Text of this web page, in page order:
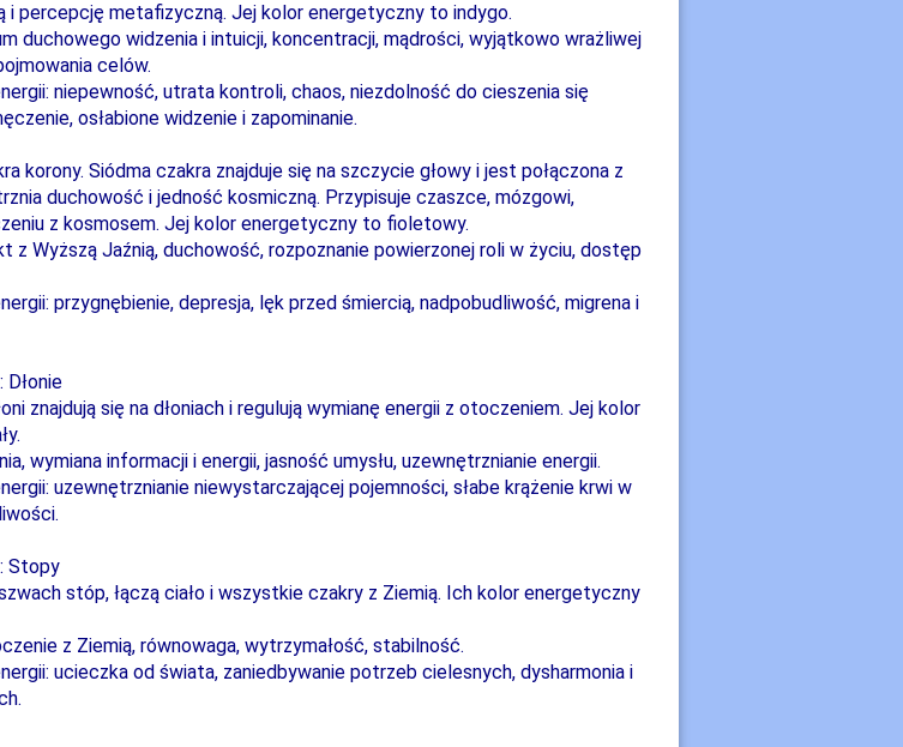
i percepcję metafizyczną. Jej kolor energetyczny to indygo.
duchowego widzenia i intuicji, koncentracji, mądrości, wyjątkowo wrażliwej
celów.
niepewność, utrata kontroli, chaos, niezdolność do cieszenia się
osłabione widzenie i zapominanie.
korony. Siódma czakra znajduje się na szczycie głowy i jest połączona z
duchowość i jedność kosmiczną. Przypisuje czaszce, mózgowi,
z kosmosem. Jej kolor energetyczny to fioletowy.
z Wyższą Jaźnią, duchowość, rozpoznanie powierzonej roli w życiu, dostęp
przygnębienie, depresja, lęk przed śmiercią, nadpobudliwość, migrena i
Dłonie
znajdują się na dłoniach i regulują wymianę energii z otoczeniem. Jej kolor
wymiana informacji i energii, jasność umysłu, uzewnętrznianie energii.
uzewnętrznianie niewystarczającej pojemności, słabe krążenie krwi w
Stopy
stóp, łączą ciało i wszystkie czakry z Ziemią. Ich kolor energetyczny
z Ziemią, równowaga, wytrzymałość, stabilność.
ucieczka od świata, zaniedbywanie potrzeb cielesnych, dysharmonia i